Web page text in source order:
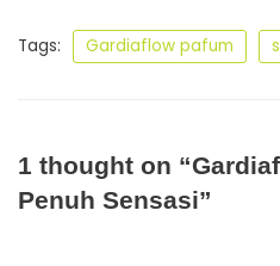
Tags: Gardiaflow pafum
1 thought on
Penuh Sensasi”